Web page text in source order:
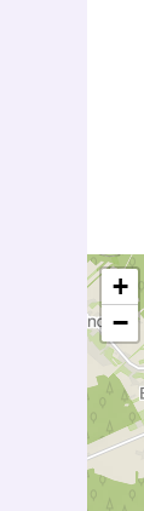
+
−